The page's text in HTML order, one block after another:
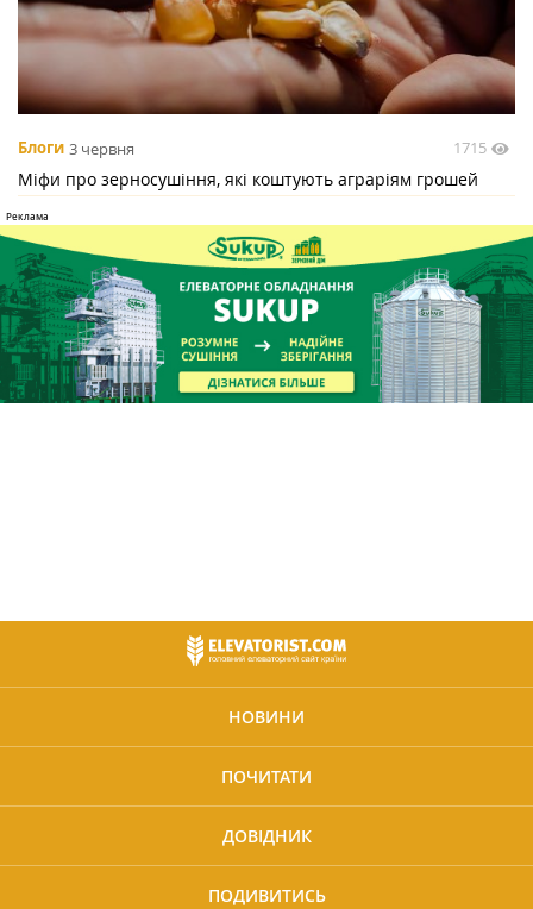
Блоги 3 червня 1715
Міфи про зерносушіння, які коштують аграріям грошей
НОВИНИ
ПОЧИТАТИ
ДОВІДНИК
ПОДИВИТИСЬ